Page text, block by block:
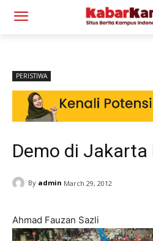
PERISTIWA
Demo di Jakarta
By admin March 29, 2012
Ahmad Fauzan Sazli